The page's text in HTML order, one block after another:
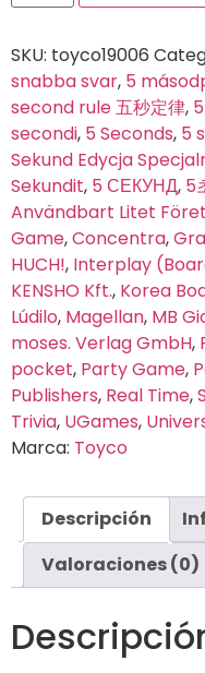
SKU: toyco19006
snabba svar, 5
second rule 五秒定律,
secondi, 5 Seconds, 5
Sekund Edycja
Sekundit, 5 СЕКУНД, 5
Användbart Litet
Game,Concentra,
HUCH!, Interplay
KENSHO Kft., Korea
Lúdilo, Magellan, MB
moses. Verlag GmbH,
pocket, Party Game,
Publishers, Real Time,
Trivia, UGames,
Marca: Toyco
Descripción
Valoraciones (0)